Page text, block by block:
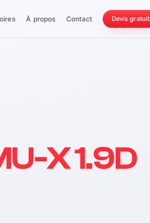
À propos Contact Devis gratuit
228 Nm
X 1.9D